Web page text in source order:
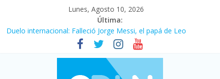
Lunes, Agosto 10, 2026
Última:
Duelo internacional: Falleció Jorge Messi, el papá de Leo
El consumo sigue frenado: las ventas minoristas cayeron 3,8 en
julio y acumulan siete meses en baja
Newell’s cayó 2 a 1 ante Defensa y Justicia en Florencio Varela
por la cuarta fecha del Clausura